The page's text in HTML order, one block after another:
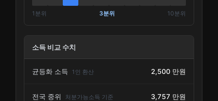
1분위 3분위 10분위
소득 비교 수치
균등화 소득 1인 환산 2,500 만원
전국 중위 처분가능소득 기준 3,757 만원